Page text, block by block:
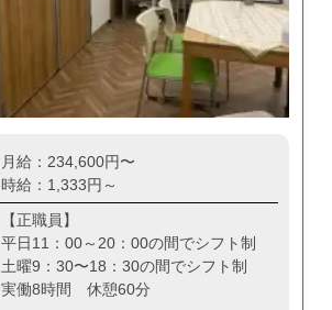
月給：234,600円〜
時給：1,333円～
【正職員】
平日11：00～20：00の間でシフト制
土曜9：30〜18：30の間でシフト制
実働8時間 休憩60分